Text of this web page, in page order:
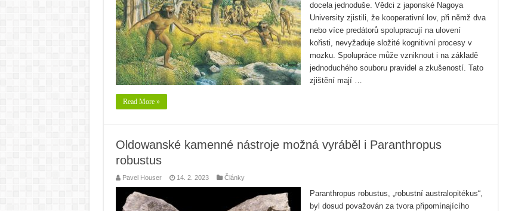
docela jednoduše. Vědci z japonské Nagoya
University zjistili, že kooperativní lov, při němž dva
nebo více predátorů spolupracují na ulovení
kořisti, nevyžaduje složité kognitivní procesy v
mozku. Spolupráce může vzniknout i na základě
jednoduchého souboru pravidel a zkušeností. Tato
zjištění mají …
Read More »
Oldowanské kamenné nástroje možná vyráběl i Paranthropus
robustus
Pavel Houser 14. 2. 2023 Články
Paranthropus robustus, „robustní australopitékus“,
byl dosud považován za tvora připomínajícího